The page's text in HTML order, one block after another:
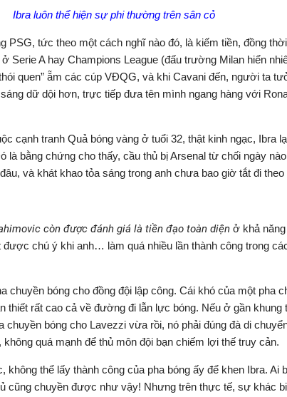
Ibra luôn thể hiện sự phi thường trên sân cỏ
PSG, tức theo một cách nghĩ nào đó, là kiếm tiền, đồng
Serie A hay Champions League (đấu trường Milan hiển
quen” ẵm các cúp VĐQG, và khi Cavani đến, người ta
dữ dội hơn, trực tiếp đưa tên mình ngang hàng với
cạnh tranh Quả bóng vàng ở tuổi 32, thật kinh ngạc, Ibra
là bằng chứng cho thấy, cầu thủ bị Arsenal từ chối ngày
và khát khao tỏa sáng trong anh chưa bao giờ tắt đi theo
còn được đánh giá là tiền đạo toàn diện ở khả
được chú ý khi anh… làm quá nhiều lần thành công trong
chuyền bóng cho đồng đội lập công. Cái khó của một pha
thiết rất cao cả về đường đi lẫn lực bóng. Nếu ở gần khung
chuyền bóng cho Lavezzi vừa rồi, nó phải đúng đà di
quá mạnh để thủ môn đội bạn chiếm lợi thế truy cản.
không thể lấy thành công của pha bóng ấy để khen Ibra. Ai
cũng chuyền được như vậy! Nhưng trên thực tế, sự khác